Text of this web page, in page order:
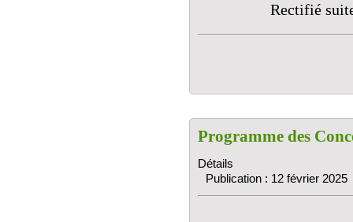
Rectifié
Programme des
Détails
Publication : 12 février 2025